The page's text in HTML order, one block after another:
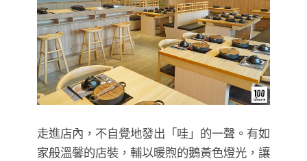
走進店內，不自覺地發出「哇」的一聲。有如
家般溫馨的店裝，輔以暖煦的鵝黃色燈光，讓